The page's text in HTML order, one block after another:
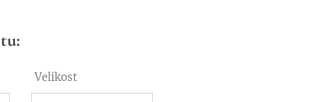
Velikost